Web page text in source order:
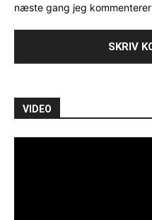
næste gang jeg kommenterer
VIDEO